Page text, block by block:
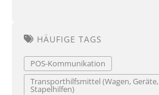
HÄUFIGE TAGS
POS-Kommunikation
Transporthilfsmittel (Wagen, Geräte,
Stapelhilfen)